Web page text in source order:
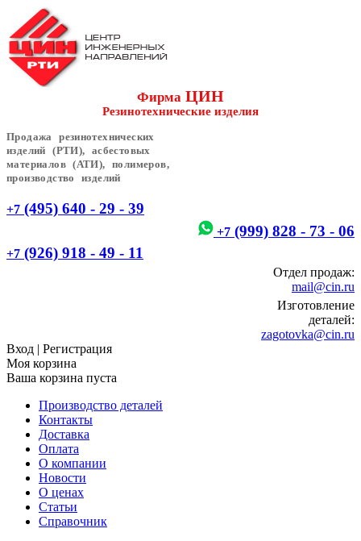
Фирма ЦИН
Резинотехнические изделия
Продажа резинотехнических
изделий (РТИ), асбестовых
материалов (АТИ), полимеров,
производство изделий
+7 (495) 640 - 29 - 39
+7 (999) 828 - 73 - 06
+7 (926) 918 - 49 - 11
Отдел продаж:
mail@cin.ru
Изготовление
деталей:
zagotovka@cin.ru
Вход | Регистрация
Моя корзина
Ваша корзина пуста
Производство деталей
Контакты
Доставка
Оплата
О компании
Новости
О ценах
Статьи
Справочник